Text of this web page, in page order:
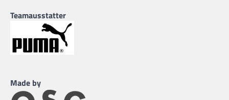
Teamausstatter
Made by